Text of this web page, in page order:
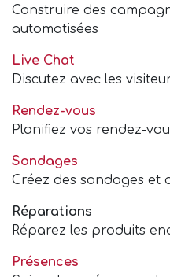
Construire des
automatisées
Live Chat
Discutez avec les
Rendez-vous
Planifiez vos rendez-
Sondages
Créez des sondages et
Réparations
Réparez les produits
Présences